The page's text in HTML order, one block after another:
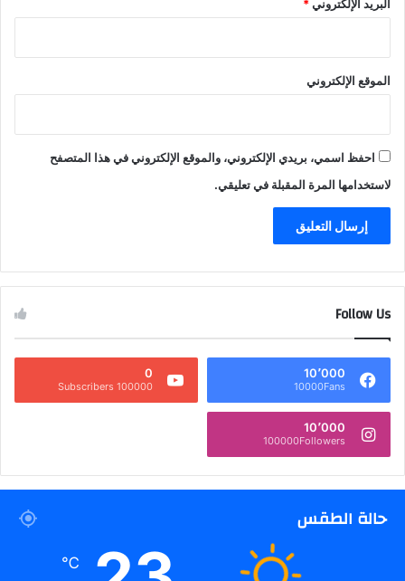
البريد الإلكتروني*
الموقع الإلكتروني
احفظ اسمي، بريدي الإلكتروني، والموقع الإلكتروني في هذا المتصفح
لاستخدامها المرة المقبلة في تعليقي.
Follow Us
10٬000
10000Fans
0
100000 Subscribers
10٬000
100000Followers
حالة الطقس
℃